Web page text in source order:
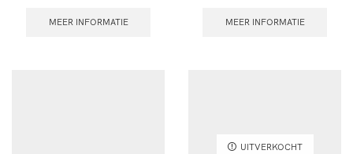
MEER INFORMATIE MEER INFORMATIE
UITVERKOCHT